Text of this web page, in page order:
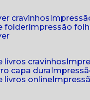
cravinhos
folder impressão
livros cravinhos
capa dura
livros online